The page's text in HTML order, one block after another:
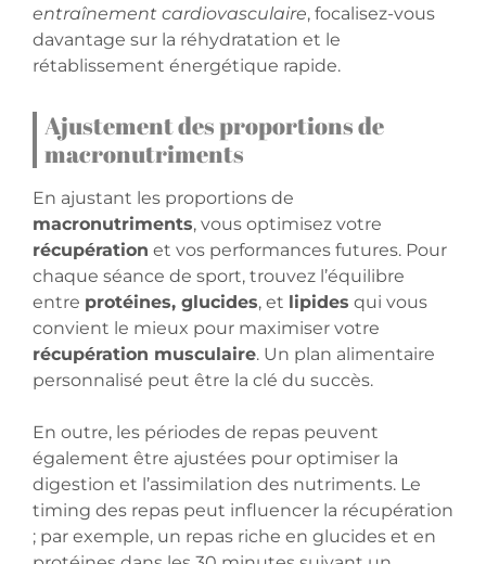
entraînement cardiovasculaire, focalisez-vous
davantage sur la réhydratation et le
rétablissement énergétique rapide.
Ajustement des proportions de
macronutriments
En ajustant les proportions de
macronutriments, vous optimisez votre
récupération et vos performances futures. Pour
chaque séance de sport, trouvez l’équilibre
entre protéines, glucides, et lipides qui vous
convient le mieux pour maximiser votre
récupération musculaire. Un plan alimentaire
personnalisé peut être la clé du succès.
En outre, les périodes de repas peuvent
également être ajustées pour optimiser la
digestion et l’assimilation des nutriments. Le
timing des repas peut influencer la récupération
; par exemple, un repas riche en glucides et en